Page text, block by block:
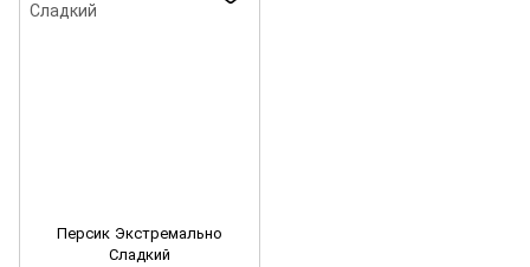
Персик Экстремально
Сладкий